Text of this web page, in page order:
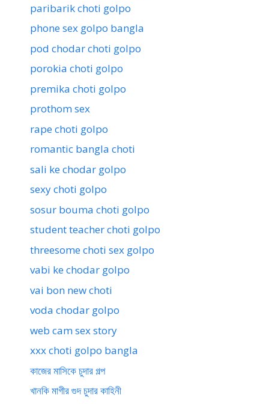
paribarik choti golpo
phone sex golpo bangla
pod chodar choti golpo
porokia choti golpo
premika choti golpo
prothom sex
rape choti golpo
romantic bangla choti
sali ke chodar golpo
sexy choti golpo
sosur bouma choti golpo
student teacher choti golpo
threesome choti sex golpo
vabi ke chodar golpo
vai bon new choti
voda chodar golpo
web cam sex story
xxx choti golpo bangla
কাজের মাসিকে চুদার গল্প
খানকি মাগীর গুদ চুদার কাহিনী